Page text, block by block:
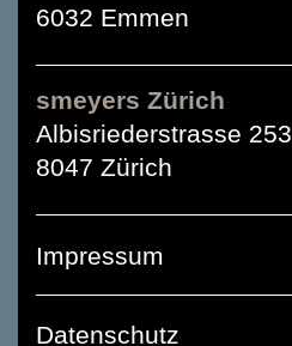
6032 Emmen
smeyers Zürich
Albisriederstrasse 253
8047 Zürich
Impressum
Datenschutz